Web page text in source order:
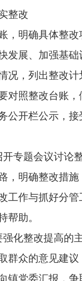
整改
，明确具体整
发展、加强基
况，列出整改
对照整改台账
公开栏公示，
专题会议讨论
，明确整改措
工作与抓好分管
帮助。
化整改提高的
群众的意见建
镇党委汇报，